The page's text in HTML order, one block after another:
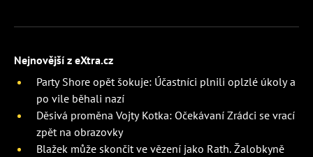
Nejnovější z eXtra.cz
Party Shore opět šokuje: Účastníci plnili oplzlé úkoly a
po vile běhali nazí
Děsivá proměna Vojty Kotka: Očekávaní Zrádci se vrací
zpět na obrazovky
Blažek může skončit ve vězení jako Rath. Žalobkyně